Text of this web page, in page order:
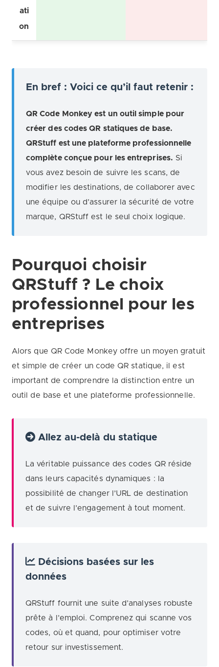
ati
on
En bref : Voici ce qu’il faut retenir :
QR Code Monkey est un outil simple pour
créer des codes QR statiques de base.
QRStuff est une plateforme professionnelle
complète conçue pour les entreprises. Si
vous avez besoin de suivre les scans, de
modifier les destinations, de collaborer avec
une équipe ou d’assurer la sécurité de votre
marque, QRStuff est le seul choix logique.
Pourquoi choisir
QRStuff ? Le choix
professionnel pour les
entreprises
Alors que QR Code Monkey offre un moyen gratuit
et simple de créer un code QR statique, il est
important de comprendre la distinction entre un
outil de base et une plateforme professionnelle.
Allez au-delà du statique
La véritable puissance des codes QR réside
dans leurs capacités dynamiques : la
possibilité de changer l’URL de destination
et de suivre l’engagement à tout moment.
Décisions basées sur les
données
QRStuff fournit une suite d’analyses robuste
prête à l’emploi. Comprenez qui scanne vos
codes, où et quand, pour optimiser votre
retour sur investissement.